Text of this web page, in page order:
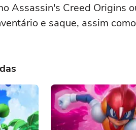
Assassin's Creed Origins
e saque, assim